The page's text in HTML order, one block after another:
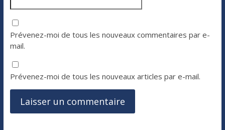
Prévenez-moi de tous les nouveaux commentaires par e-
mail.
Prévenez-moi de tous les nouveaux articles par e-mail.